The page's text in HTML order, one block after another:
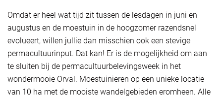
Omdat er heel wat tijd zit tussen de lesdagen in juni en
augustus en de moestuin in de hoogzomer razendsnel
evolueert, willen jullie dan misschien ook een stevige
permacultuurinput. Dat kan! Er is de mogelijkheid om aan
te sluiten bij de permacultuurbelevingsweek in het
wondermooie Orval. Moestuinieren op een unieke locatie
van 10 ha met de mooiste wandelgebieden eromheen. Alle